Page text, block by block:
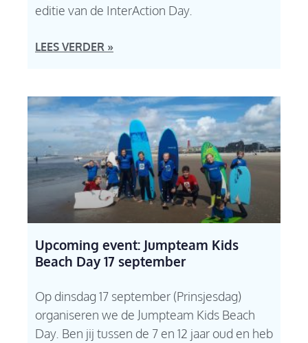
editie van de InterAction Day.
LEES VERDER »
Upcoming event: Jumpteam Kids
Beach Day 17 september
Op dinsdag 17 september (Prinsjesdag)
organiseren we de Jumpteam Kids Beach
Day. Ben jij tussen de 7 en 12 jaar oud en heb